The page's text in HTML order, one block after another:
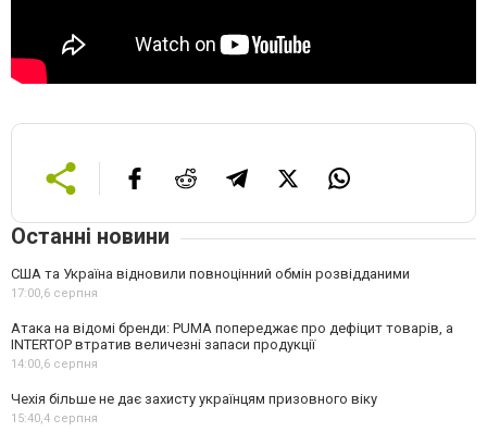
Останні новини
США та Україна відновили повноцінний обмін розвідданими
17:00,6 серпня
Атака на відомі бренди: PUMA попереджає про дефіцит товарів, а
INTERTOP втратив величезні запаси продукції
14:00,6 серпня
Чехія більше не дає захисту українцям призовного віку
15:40,4 серпня